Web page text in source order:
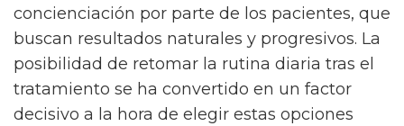
concienciación por parte de los pacientes, que
buscan resultados naturales y progresivos. La
posibilidad de retomar la rutina diaria tras el
tratamiento se ha convertido en un factor
decisivo a la hora de elegir estas opciones